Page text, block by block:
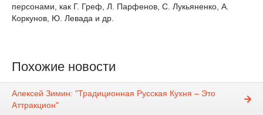
персонами, как Г. Греф, Л. Парфенов, С. Лукьяненко, А.
Коркунов, Ю. Левада и др.
Похожие новости
Алексей Зимин: "Традиционная Русская Кухня – Это
Аттракцион"